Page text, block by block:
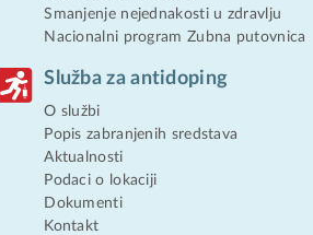
Smanjenje nejednakosti u zdravlju
Nacionalni program Zubna putovnica
Služba za antidoping
O službi
Popis zabranjenih sredstava
Aktualnosti
Podaci o lokaciji
Dokumenti
Kontakt